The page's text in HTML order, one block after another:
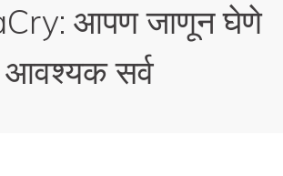
आपण जाणून घेणे
आवश्यक सर्व